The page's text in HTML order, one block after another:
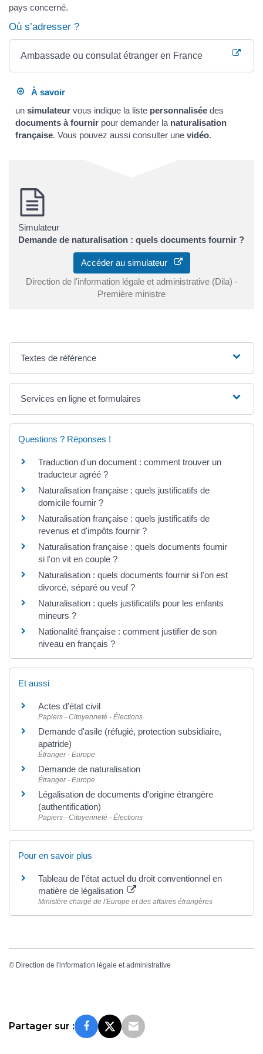
pays concerné.
Où s’adresser ?
Ambassade ou consulat étranger en France
À savoir
unsimulateur vous indique la liste personnalisée des
documents à fournir pour demander la naturalisation
française. Vous pouvez aussi consulter unevidéo.
Simulateur
Demande de naturalisation : quels documents fournir ?
Accéder au simulateur
Direction de l'information légale et administrative (Dila) -
Première ministre
Textes de référence
Services en ligne et formulaires
Questions ? Réponses !
Traduction d'un document : comment trouver un
traducteur agréé ?
Naturalisation française : quels justificatifs de
domicile fournir ?
Naturalisation française : quels justificatifs de
revenus et d'impôts fournir ?
Naturalisation française : quels documents fournir
si l'on vit en couple ?
Naturalisation : quels documents fournir si l'on est
divorcé, séparé ou veuf ?
Naturalisation : quels justificatifs pour les enfants
mineurs ?
Nationalité française : comment justifier de son
niveau en français ?
Et aussi
Actes d'état civil
Papiers - Citoyenneté - Élections
Demande d'asile (réfugié, protection subsidiaire,
apatride)
Étranger - Europe
Demande de naturalisation
Étranger - Europe
Légalisation de documents d'origine étrangère
(authentification)
Papiers - Citoyenneté - Élections
Pour en savoir plus
Tableau de l'état actuel du droit conventionnel en
matière de légalisation
Ministère chargé de l'Europe et des affaires étrangères
© Direction de l'information légale et administrative
Partager sur :